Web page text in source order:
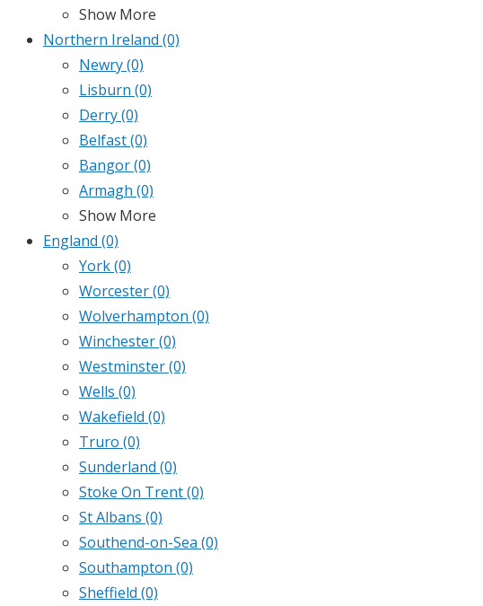
Show More
Northern Ireland (0)
Newry(0)
Lisburn (0)
Derry(0)
Belfast(0)
Bangor(0)
Armagh (0)
Show More
England (0)
York(0)
Worcester(0)
Wolverhampton (0)
Winchester(0)
Westminster(0)
Wells (0)
Wakefield (0)
Truro (0)
Sunderland (0)
Stoke On Trent(0)
St Albans (0)
Southend-on-Sea (0)
Southampton (0)
Sheffield (0)